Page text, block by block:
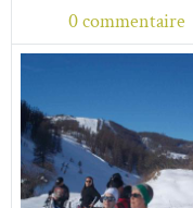
0 commentaire